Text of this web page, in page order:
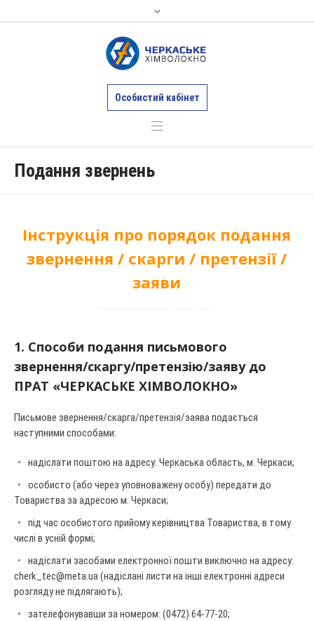
Особистий кабінет
Подання звернень
Інструкція про порядок подання
звернення / скарги / претензії /
заяви
1. Способи подання письмового
звернення/скаргу/претензію/заяву до
ПРАТ «ЧЕРКАСЬКЕ ХІМВОЛОКНО»
Письмове звернення/скарга/претензія/заява подається
наступними способами:
надіслати поштою на адресу: Черкаська область, м. Черкаси;
особисто (або через уповноважену особу) передати до
Товариства за адресою м. Черкаси;
під час особистого прийому керівництва Товариства, в тому
числі в усній формі;
надіслати засобами електронної пошти виключно на адресу:
cherk_tec@meta.ua(надіслані листи на інші електронні адреси
розгляду не підлягають);
зателефонувавши за номером: (0472) 64-77-20;